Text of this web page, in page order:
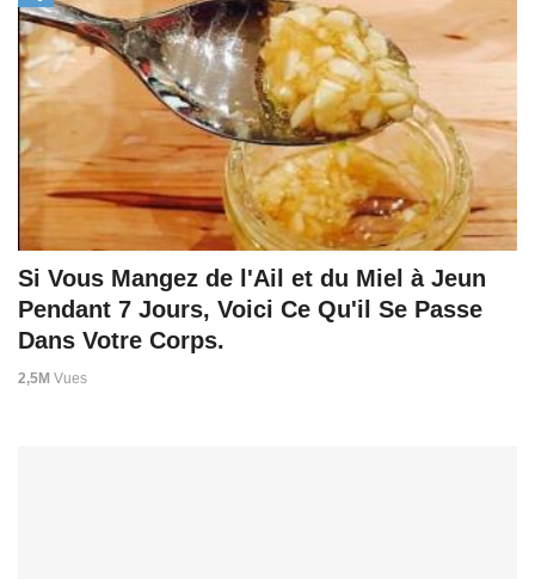
Si Vous Mangez de l'Ail et du Miel à Jeun
Pendant 7 Jours, Voici Ce Qu'il Se Passe
Dans Votre Corps.
2,5M Vues